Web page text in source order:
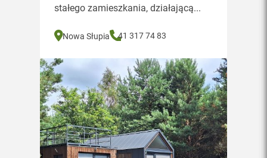
stałego zamieszkania, działającą...
Nowa Słupia 41 317 74 83